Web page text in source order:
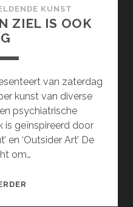
KUNST
ZIEL IS OOK
van zaterdag
kunst van diverse
psychiatrische
is geïnspireerd door
en ‘Outsider Art’ De
om…